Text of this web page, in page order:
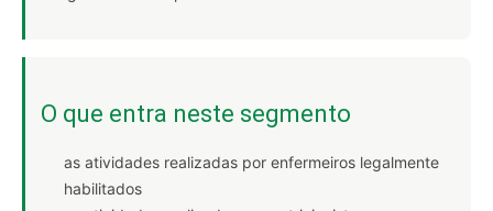
O que entra neste segmento
as atividades realizadas por enfermeiros legalmente
habilitados